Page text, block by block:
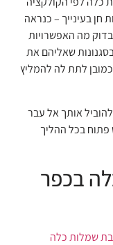
בעינייך – כנראה
מה האפשרויות
שאליהם את
לתת לה להמליץ
אותך אל עבר
בכל ההליך
בכפר
שמלות כלה